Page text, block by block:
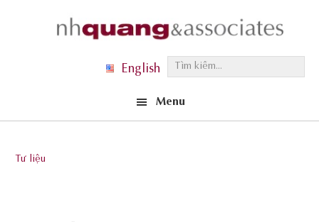
m
English
Menu
Tư liệu